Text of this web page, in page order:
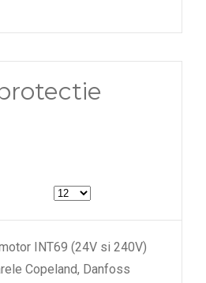
INT69 (24V si 240V)
Copeland, Danfoss